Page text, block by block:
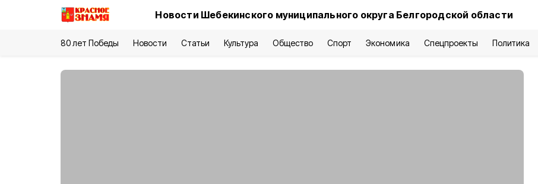
Новости Шебекинского муниципального округа Белгородской области
80 лет Победы Новости Статьи Культура Общество Спорт Экономика Спецпроекты Политика